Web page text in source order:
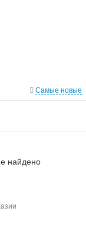
Самые новые
найдено